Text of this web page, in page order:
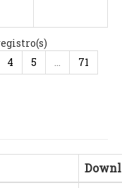
4 5
71